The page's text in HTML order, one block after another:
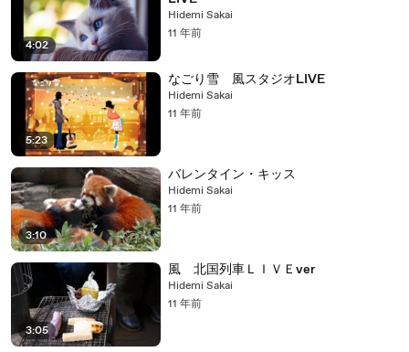
4:02
Hidemi Sakai
11 年前
5:23
なごり雪 風スタジオLIVE
Hidemi Sakai
11 年前
3:10
バレンタイン・キッス
Hidemi Sakai
11 年前
3:05
風 北国列車ＬＩＶＥver
Hidemi Sakai
11 年前